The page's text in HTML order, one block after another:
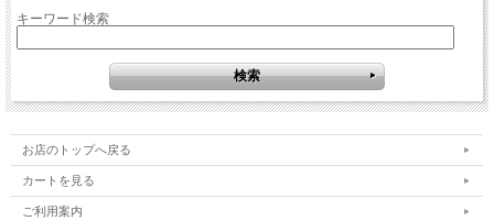
キーワード検索
お店のトップへ戻る
カートを見る
ご利用案内